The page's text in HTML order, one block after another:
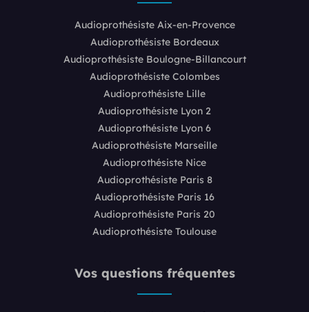
Audioprothésiste Aix-en-Provence
Audioprothésiste Bordeaux
Audioprothésiste Boulogne-Billancourt
Audioprothésiste Colombes
Audioprothésiste Lille
Audioprothésiste Lyon 2
Audioprothésiste Lyon 6
Audioprothésiste Marseille
Audioprothésiste Nice
Audioprothésiste Paris 8
Audioprothésiste Paris 16
Audioprothésiste Paris 20
Audioprothésiste Toulouse
Vos questions fréquentes